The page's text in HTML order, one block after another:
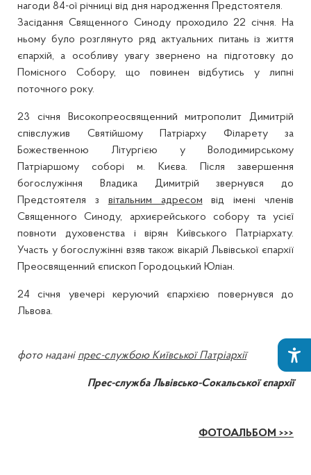
нагоди 84-ої річниці від дня народження Предстоятеля.
Засідання Священного Синоду проходило 22 січня. На
ньому було розглянуто ряд актуальних питань із життя
єпархій, а особливу увагу звернено на підготовку до
Помісного Собору, що повинен відбутись у липні
поточного року.
23 січня Високопреосвященний митрополит Димитрій
співслужив Святійшому Патріарху Філарету за
Божественною Літургією у Володимирському
Патріаршому соборі м. Києва. Після завершення
богослужіння Владика Димитрій звернувся до
Предстоятеля з вітальним адресом від імені членів
Священного Синоду, архиєрейського собору та усієї
повноти духовенства і вірян Київського Патріархату.
Участь у богослужінні взяв також вікарій Львівської єпархії
Преосвященний єпископ Городоцький Юліан.
24 січня увечері керуючий єпархією повернувся до
Львова.
фото надані прес-службою Київської Патріархії
Прес-служба Львівсько-Сокальської єпархії
ФОТОАЛЬБОМ >>>